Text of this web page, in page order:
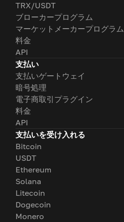
TRX/USDT
ブローカープログラム
マーケットメーカープログラム
料金
API
支払い
支払いゲートウェイ
暗号処理
電子商取引プラグイン
料金
API
支払いを受け入れる
Bitcoin
USDT
Ethereum
Solana
Litecoin
Dogecoin
Monero